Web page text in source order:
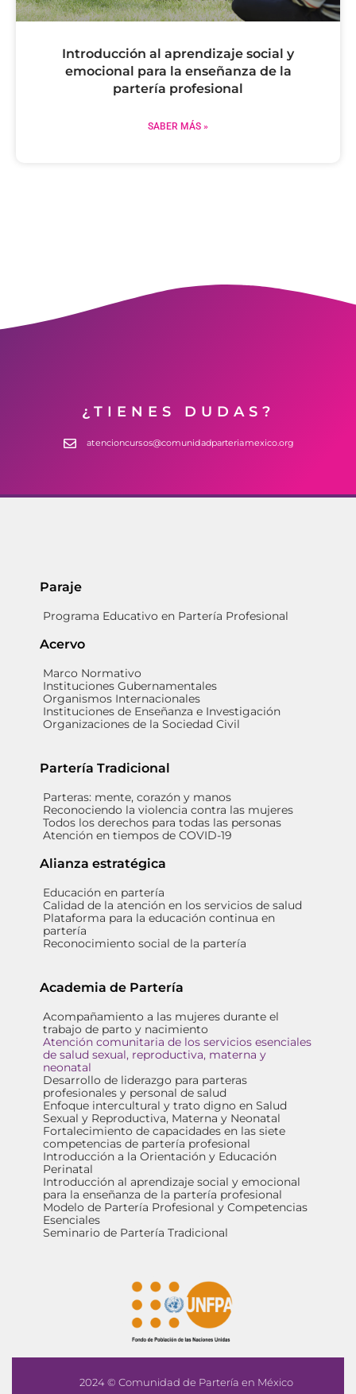
Introducción al aprendizaje social y
emocional para la enseñanza de la
partería profesional
SABER MÁS »
¿TIENES DUDAS?
atencioncursos@comunidadparteriamexico.org
Paraje
Programa Educativo en Partería Profesional
Acervo
Marco Normativo
Instituciones Gubernamentales
Organismos Internacionales
Instituciones de Enseñanza e Investigación
Organizaciones de la Sociedad Civil
Partería Tradicional
Parteras: mente, corazón y manos
Reconociendo la violencia contra las mujeres
Todos los derechos para todas las personas
Atención en tiempos de COVID-19
Alianza estratégica
Educación en partería
Calidad de la atención en los servicios de salud
Plataforma para la educación continua en
partería
Reconocimiento social de la partería
Academia de Partería
Acompañamiento a las mujeres durante el
trabajo de parto y nacimiento
Atención comunitaria de los servicios esenciales
de salud sexual, reproductiva, materna y
neonatal
Desarrollo de liderazgo para parteras
profesionales y personal de salud
Enfoque intercultural y trato digno en Salud
Sexual y Reproductiva, Materna y Neonatal
Fortalecimiento de capacidades en las siete
competencias de partería profesional
Introducción a la Orientación y Educación
Perinatal
Introducción al aprendizaje social y emocional
para la enseñanza de la partería profesional
Modelo de Partería Profesional y Competencias
Esenciales
Seminario de Partería Tradicional
2024 © Comunidad de Partería en México